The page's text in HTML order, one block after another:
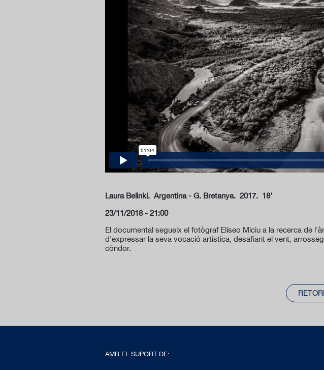
Laura Belinki. Argentina - G. Bretanya. 2017. 18'
23/11/2018 - 21:00
El documental segueix el fotògraf Eliseo Miciu a la recerca de
d'expressar la seva vocació artística, desafiant el vent,
còndor.
AMB EL SUPORT DE: